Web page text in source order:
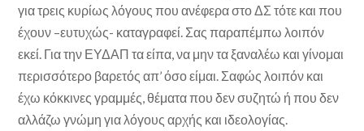
για τρεις κυρίως λόγους που ανέφερα στο ΔΣ τότε και που
έχουν –ευτυχώς- καταγραφεί. Σας παραπέμπω λοιπόν
εκεί. Για την ΕΥΔΑΠ τα είπα, να μην τα ξαναλέω και γίνομαι
περισσότερο βαρετός απ’ όσο είμαι. Σαφώς λοιπόν και
έχω κόκκινες γραμμές, θέματα που δεν συζητώ ή που δεν
αλλάζω γνώμη για λόγους αρχής και ιδεολογίας.